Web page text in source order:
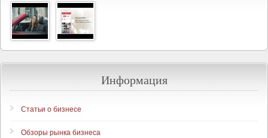
Информация
Статьи о бизнесе
Обзоры рынка бизнеса